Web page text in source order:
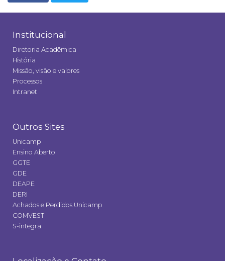
Institucional
Diretoria Acadêmica
História
Missão, visão e valores
Processos
Intranet
Outros Sites
Unicamp
Ensino Aberto
GGTE
GDE
DEAPE
DERI
Achados e Perdidos Unicamp
COMVEST
S-integra